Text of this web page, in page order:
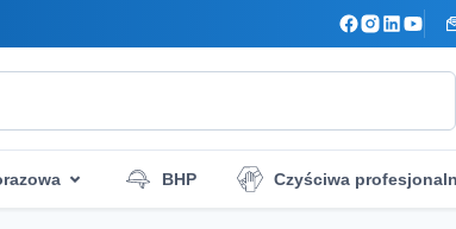
BHP Czyściwa